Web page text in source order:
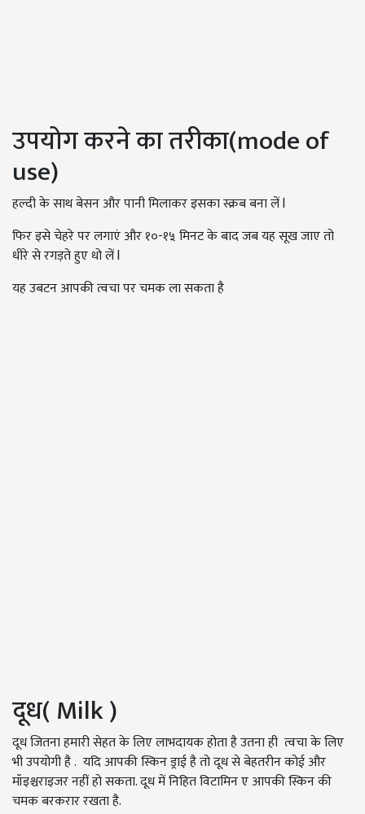
उपयोग करने का तरीका(mode of
use)
हल्दी के साथ बेसन और पानी मिलाकर इसका स्क्रब बना लें l
फिर इसे चेहरे पर लगाएं और १०-१५ मिनट के बाद जब यह सूख जाए तो
धीरे से रगड़ते हुए धो लें l
यह उबटन आपकी त्वचा पर चमक ला सकता है
दूध( Milk )
दूध जितना हमारी सेहत के लिए लाभदायक होता है उतना ही त्वचा के लिए
भी उपयोगी है . यदि आपकी स्किन ड्राई है तो दूध से बेहतरीन कोई और
मॉइश्चराइजर नहीं हो सकता. दूध में निहित विटामिन ए आपकी स्किन की
चमक बरकरार रखता है.